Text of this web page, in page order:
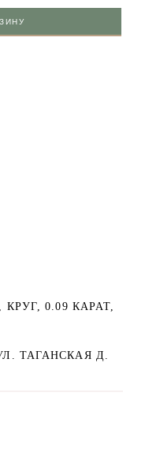
0.09 КАРАТ,
ТАГАНСКАЯ Д.